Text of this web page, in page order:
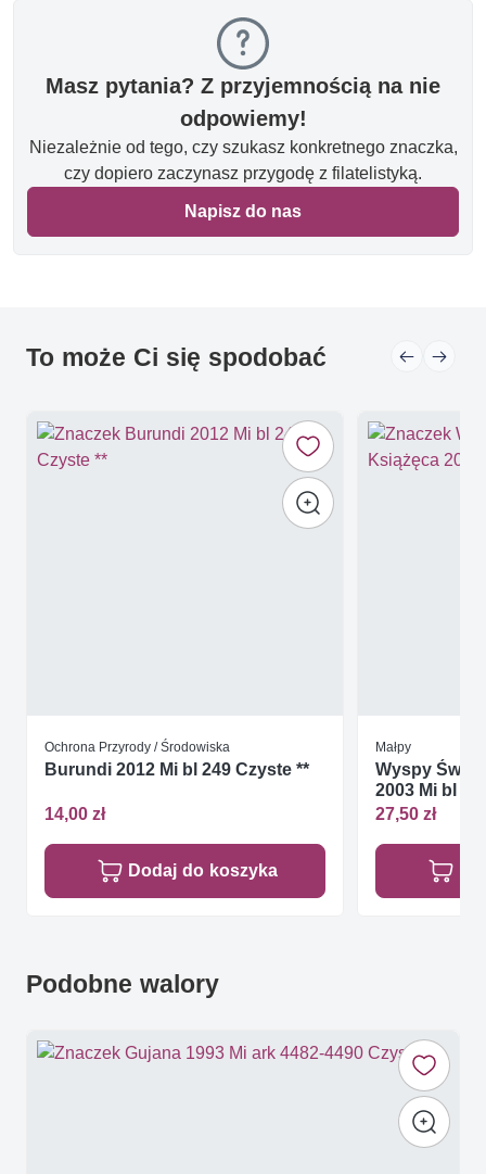
Masz pytania? Z przyjemnością na nie
odpowiemy!
Niezależnie od tego, czy szukasz konkretnego znaczka,
czy dopiero zaczynasz przygodę z filatelistyką.
Napisz do nas
To może Ci się spodobać
Ochrona Przyrody / Środowiska
Burundi 2012 Mi bl 249 Czyste **
14,00 zł
Dodaj do koszyka
Małpy
Wyspy Św.
2003 Mi bl
27,50 zł
Podobne walory